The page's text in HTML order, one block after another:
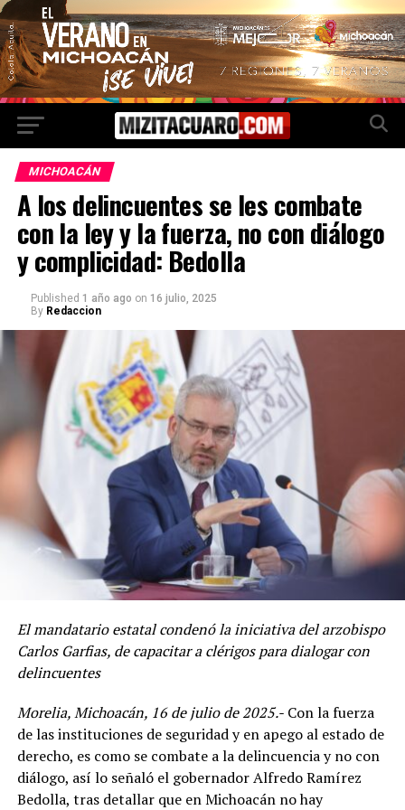
MICHOACÁN
A los delincuentes se les combate
con la ley y la fuerza, no con diálogo
y complicidad: Bedolla
Published 1 año ago on 16 julio, 2025
By Redaccion
El mandatario estatal condenó la iniciativa del arzobispo
Carlos Garfias, de capacitar a clérigos para dialogar con
delincuentes
Morelia, Michoacán, 16 de julio de 2025.-Con la fuerza
de las instituciones de seguridad y en apego al estado de
derecho, es como se combate a la delincuencia y no con
diálogo, así lo señaló el gobernador Alfredo Ramírez
Bedolla, tras detallar que en Michoacán no hay